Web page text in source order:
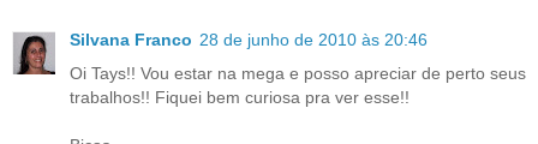
Silvana Franco 28 de junho de 2010 às 20:46
Oi Tays!! Vou estar na mega e posso apreciar de perto seus
trabalhos!! Fiquei bem curiosa pra ver esse!!